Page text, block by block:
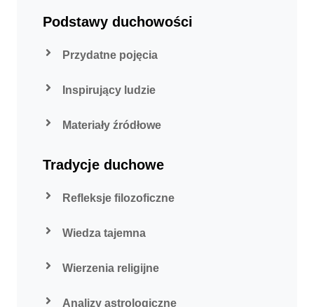
Podstawy duchowości
Przydatne pojęcia
Inspirujący ludzie
Materiały źródłowe
Tradycje duchowe
Refleksje filozoficzne
Wiedza tajemna
Wierzenia religijne
Analizy astrologiczne